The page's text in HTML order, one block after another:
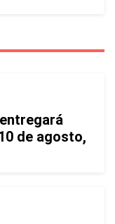
entregará
de agosto,